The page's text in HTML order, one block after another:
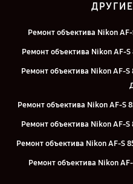
Ремонт объектива Nikon
Ремонт объектива Nikon AF-S
Ремонт объектива Nikon AF-S
Ремонт объектива Nikon AF-S
Ремонт объектива Nikon AF-S
Ремонт объектива Nikon AF-S
Ремонт объектива Nikon